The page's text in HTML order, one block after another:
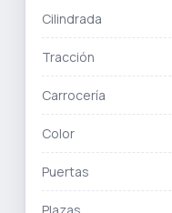
Cilindrada
Tracción
Carrocería
Color
Puertas